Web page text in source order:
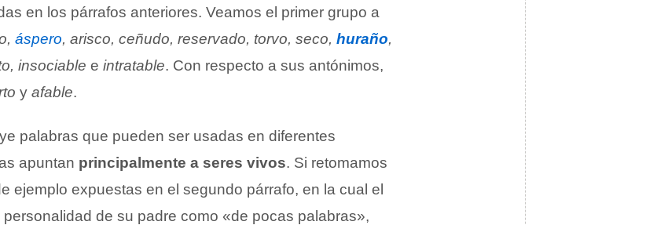
en los párrafos anteriores. Veamos el primer grupo a
áspero, arisco, ceñudo, reservado, torvo, seco, huraño,
insociable e intratable. Con respecto a sus antónimos,
y afable.
palabras que pueden ser usadas en diferentes
apuntan principalmente a seres vivos. Si retomamos
ejemplo expuestas en el segundo párrafo, en la cual el
de su padre como «de pocas palabras»,